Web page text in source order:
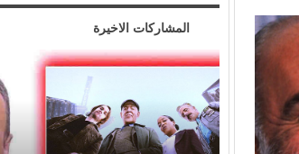
المشاركات الاخيرة